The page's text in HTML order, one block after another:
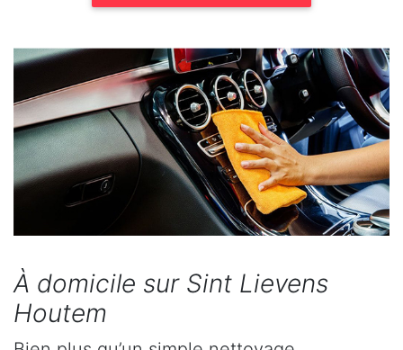
À domicile sur Sint Lievens
Houtem